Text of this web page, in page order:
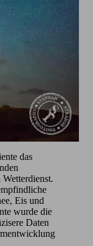
das
Eis und
wurde die
Daten